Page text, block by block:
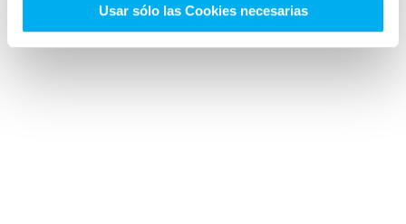
Usar sólo las Cookies necesarias